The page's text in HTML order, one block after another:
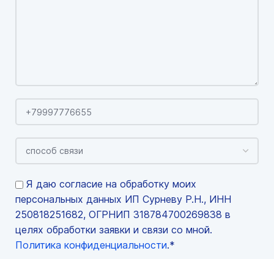
Я даю согласие на обработку моих
персональных данных ИП Сурневу Р.Н., ИНН
250818251682, ОГРНИП 318784700269838 в
целях обработки заявки и связи со мной.
Политика конфиденциальности.*